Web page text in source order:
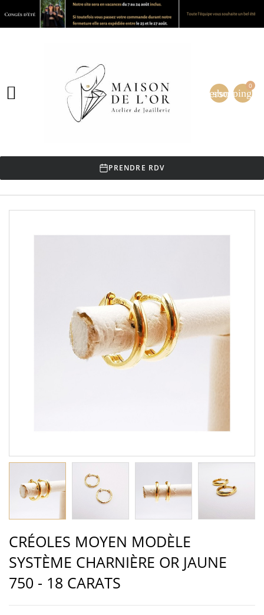
 person
0
PRENDRE RDV
CRÉOLES MOYEN MODÈLE
SYSTÈME CHARNIÈRE OR JAUNE
750 - 18 CARATS